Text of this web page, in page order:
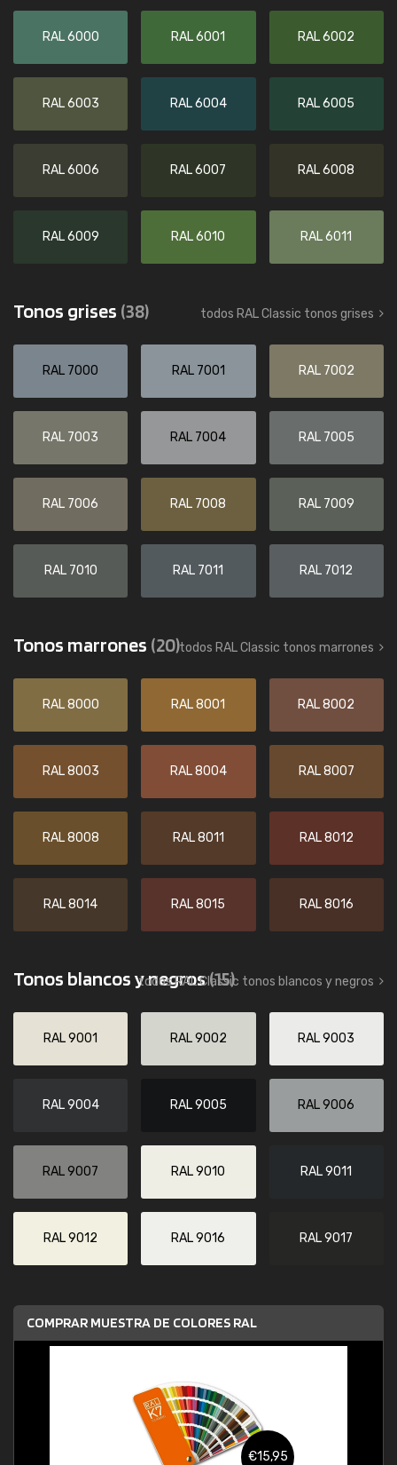
RAL 6000 RAL 6001 RAL 6002
RAL 6003 RAL 6004 RAL 6005
RAL 6006 RAL 6007 RAL 6008
RAL 6009 RAL 6010 RAL 6011
Tonos grises (38) todos RAL Classic tonos grises
RAL 7000 RAL 7001 RAL 7002
RAL 7003 RAL 7004 RAL 7005
RAL 7006 RAL 7008 RAL 7009
RAL 7010 RAL 7011 RAL 7012
Tonos marrones (20)todos RAL Classic tonos marrones
RAL 8000 RAL 8001 RAL 8002
RAL 8003 RAL 8004 RAL 8007
RAL 8008 RAL 8011 RAL 8012
RAL 8014 RAL 8015 RAL 8016
Tonos blancos y negros(15)
todos RAL Classic tonos blancos y negros
RAL 9001 RAL 9002 RAL 9003
RAL 9004 RAL 9005 RAL 9006
RAL 9007 RAL 9010 RAL 9011
RAL 9012 RAL 9016 RAL 9017
COMPRAR MUESTRA DE COLORES RAL
€15,95